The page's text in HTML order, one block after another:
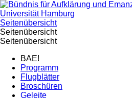
Seitenübersicht
Seitenübersicht
Seitenübersicht
BAE!
Programm
Flugblätter
Broschüren
Geleite